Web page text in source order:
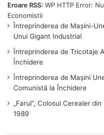
Eroare RSS: WP HTTP Error:
Întreprinderea de Mașini-
Unui Gigant Industrial
Întreprinderea de Tricotaje
Închidere
Întreprinderea de Mașini
Comunistă la Închidere
„Farul”, Colosul Cerealer
1989